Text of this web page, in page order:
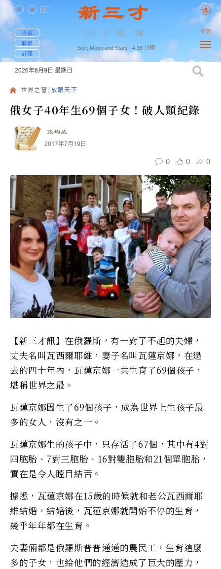
投稿
聯繫
訂閱
Sun, Moon and Stars , 4:38 分鐘
簡體
2026年8月9日 星期日
世界之窗 放眼天下
俄女子40年生69個子女！破人類紀錄
張均威
2017年7月19日
0 0 0
【新三才訊】在俄羅斯，有一對了不起的夫婦，
丈夫名叫瓦西爾耶維，妻子名叫瓦蓮京娜，在過
去的四十年內，瓦蓮京娜一共生育了69個孩子，
堪稱世界之最。
瓦蓮京娜因生了69個孩子，成為世界上生孩子最
多的女人，沒有之一。
瓦蓮京娜生的孩子中，只存活了67個，其中有4對
四胞胎、7對三胞胎、16對雙胞胎和21個單胞胎，
實在是令人瞠目結舌。
據悉，瓦蓮京娜在15歲的時候就和老公瓦西爾耶
維結婚，結婚後，瓦蓮京娜就開始不停的生育，
幾乎年年都在生育。
夫妻倆都是俄羅斯普普通通的農民工，生育這麼
多的子女，也給他們的經濟造成了巨大的壓力，